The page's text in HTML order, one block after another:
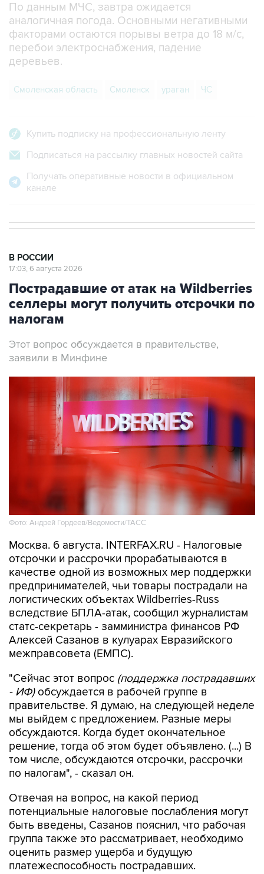
По данным МЧС, завтра ожидается
аналогичная погода. Основными негативными
факторами остаются порывы ветра до 18 м/с,
перебои электроснабжения, падение
деревьев.
Смоленская область Смоленск ураган ЧС
Купить подписку на профессиональную ленту
Подписаться на рассылку главных новостей сайта
Получать оперативные новости в официальном
канале
В РОССИИ
17:03, 6 августа 2026
Пострадавшие от атак на Wildberries
селлеры могут получить отсрочки по
налогам
Этот вопрос обсуждается в правительстве,
заявили в Минфине
Фото: Андрей Гордеев/Ведомости/ТАСС
Москва. 6 августа. INTERFAX.RU - Налоговые
отсрочки и рассрочки прорабатываются в
качестве одной из возможных мер поддержки
предпринимателей, чьи товары пострадали на
логистических объектах Wildberries-Russ
вследствие БПЛА-атак, сообщил журналистам
статс-секретарь - замминистра финансов РФ
Алексей Сазанов в кулуарах Евразийского
межправсовета (ЕМПС).
"Сейчас этот вопрос (поддержка пострадавших
- ИФ)обсуждается в рабочей группе в
правительстве. Я думаю, на следующей неделе
мы выйдем с предложением. Разные меры
обсуждаются. Когда будет окончательное
решение, тогда об этом будет объявлено. (...) В
том числе, обсуждаются отсрочки, рассрочки
по налогам", - сказал он.
Отвечая на вопрос, на какой период
потенциальные налоговые послабления могут
быть введены, Сазанов пояснил, что рабочая
группа также это рассматривает, необходимо
оценить размер ущерба и будущую
платежеспособность пострадавших.